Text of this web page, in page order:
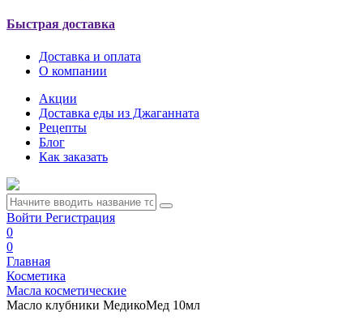
Быстрая доставка
Доставка и оплата
О компании
Акции
Доставка еды из Джаганната
Рецепты
Блог
Как заказать
Войти Регистрация
0
0
Главная
Косметика
Масла косметические
Масло клубники МедикоМед 10мл